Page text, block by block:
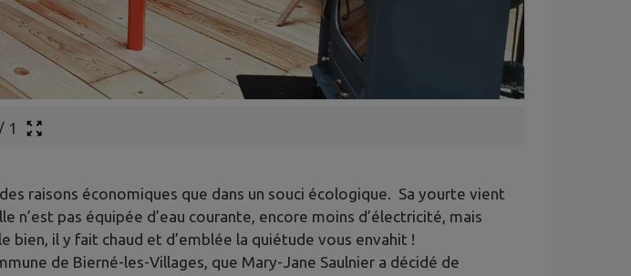
/ 1
raisons économiques que dans un souci écologique. Sa yourte vient
pas équipée d’eau courante, encore moins d’électricité, mais
il y fait chaud et d’emblée la quiétude vous envahit !
de Bierné-les-Villages, que Mary-Jane Saulnier a décidé de